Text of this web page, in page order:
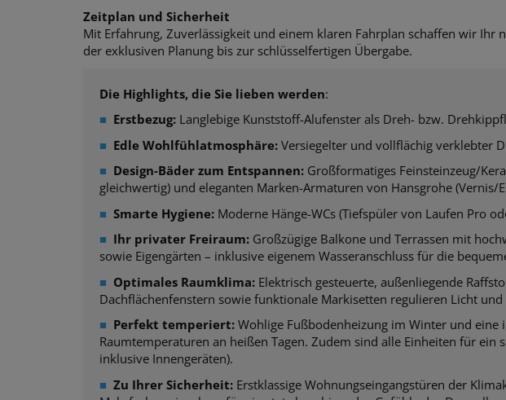
Zeitplan und Sicherheit
Mit Erfahrung, Zuverlässigkeit und einem klaren Fahrplan schaffen wir Ihr
der exklusiven Planung bis zur schlüsselfertigen Übergabe.
Die Highlights, die Sie lieben werden:
■ Erstbezug: Langlebige Kunststoff-Alufenster als Dreh- bzw.
■ Edle Wohlfühlatmosphäre: Versiegelter und vollflächig verklebter
■ Design-Bäder zum Entspannen: Großformatiges Feinsteinzeug/
gleichwertig) und eleganten Marken-Armaturen von Hansgrohe (Vernis/
■ Smarte Hygiene: Moderne Hänge-WCs (Tiefspüler von Laufen Pro
■ Ihr privater Freiraum: Großzügige Balkone und Terrassen mit
sowie Eigengärten – inklusive eigenem Wasseranschluss für die
■ Optimales Raumklima: Elektrisch gesteuerte, außenliegende
Dachflächenfenstern sowie funktionale Markisetten regulieren Licht
■ Perfekt temperiert: Wohlige Fußbodenheizung im Winter und
Raumtemperaturen an heißen Tagen. Zudem sind alle Einheiten für
inklusive Innengeräten).
■ Zu Ihrer Sicherheit: Erstklassige Wohnungseingangstüren der